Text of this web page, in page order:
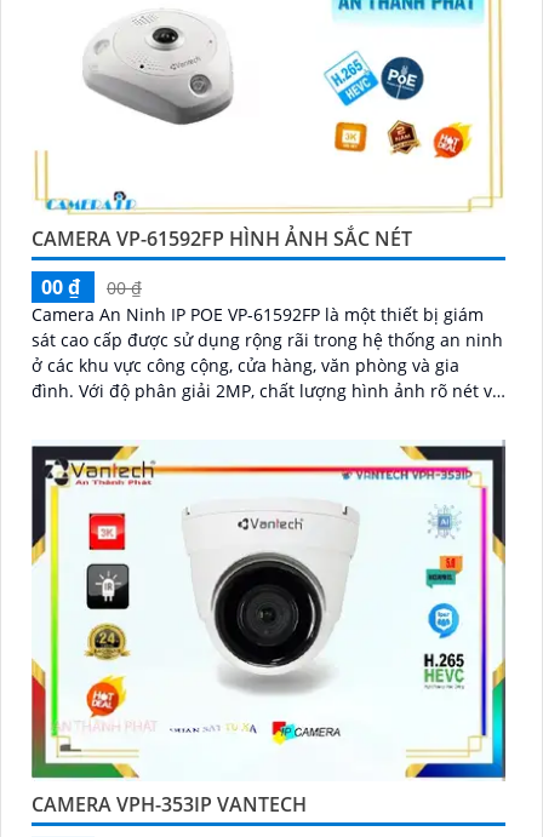
CAMERA VP-61592FP HÌNH ẢNH SẮC NÉT
00 ₫
00 ₫
Camera An Ninh IP POE VP-61592FP là một thiết bị giám
sát cao cấp được sử dụng rộng rãi trong hệ thống an ninh
ở các khu vực công cộng, cửa hàng, văn phòng và gia
đình. Với độ phân giải 2MP, chất lượng hình ảnh rõ nét và
CAMERA VPH-353IP VANTECH